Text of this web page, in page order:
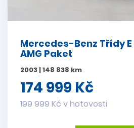
Mercedes-Benz Třídy E
AMG Paket
2003 | 148 838 km
174 999 Kč
199 999 Kč v hotovosti